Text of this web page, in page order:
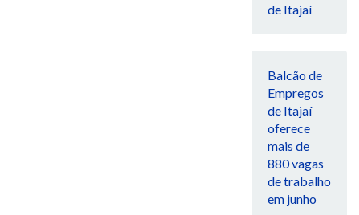
de Itajaí
Balcão de
Empregos
de Itajaí
oferece
mais de
880 vagas
de trabalho
em junho